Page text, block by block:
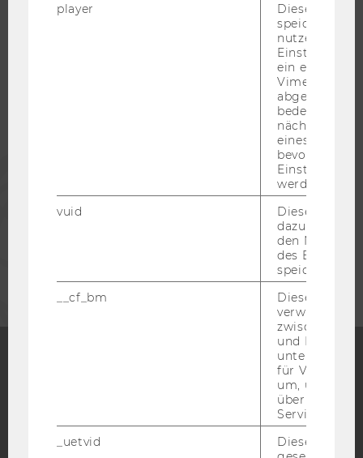
WU COMMUNITY
MITARBEITENDE
Blog
Bluesky
player
Dieses Cookie
speichert
ein
Vimeo-Video
abgespielt
bedeutet,
nächsten
eines Vimeo-
bevorzugten
werden.
vuid
Dieser
dazu
den
des
speichern.
__cf_bm
Dieses
verwendet,
zwischen
und Bots zu
für Vimeo
um, um
über die
Service zu
_uetvid
Dieses